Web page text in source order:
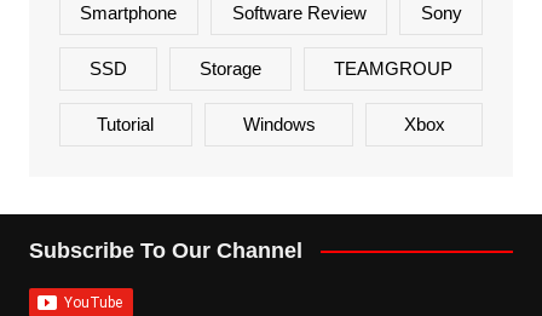
Smartphone Software Review Sony
SSD Storage TEAMGROUP
Tutorial Windows Xbox
Subscribe To Our Channel